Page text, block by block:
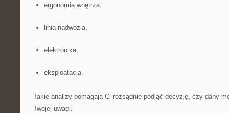
ergonomia wnętrza,
linia nadwozia,
elektronika,
eksploatacja.
Takie analizy pomagają Ci rozsądnie podjąć decyzję, czy dany
Twojej uwagi.